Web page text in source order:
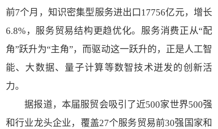
前7个月，知识密集型服务进出口17756亿元，增长
6.8%，服务贸易结构更趋优化。服务消费正从“配
角”跃升为“主角”，而驱动这一跃升的，正是人工智
能、大数据、量子计算等数智技术迸发的创新活
力。
据报道，本届服贸会吸引了近500家世界500强
和行业龙头企业，覆盖27个服务贸易前30强国家和